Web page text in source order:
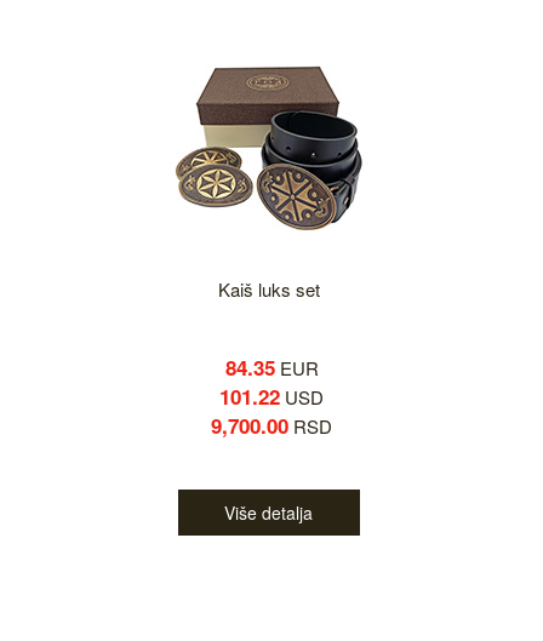
Kaiš luks set
84.35EUR
101.22 USD
9,700.00 RSD
Više detalja